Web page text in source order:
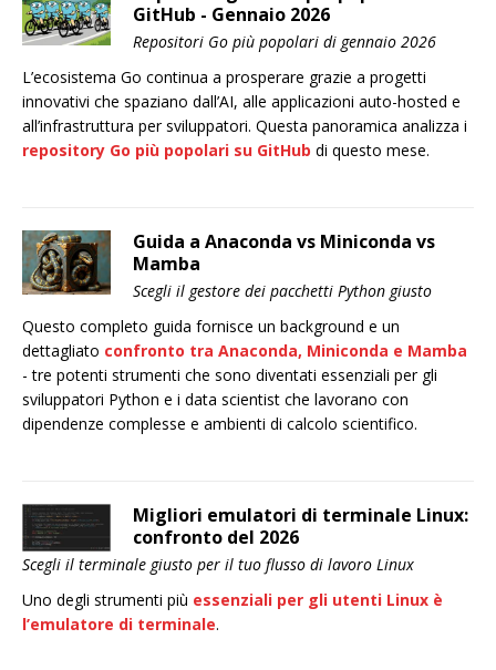
GitHub - Gennaio 2026
Repositori Go più popolari di gennaio 2026
L’ecosistema Go continua a prosperare grazie a progetti
innovativi che spaziano dall’AI, alle applicazioni auto-hosted e
all’infrastruttura per sviluppatori. Questa panoramica analizza i
repository Go più popolari su GitHub di questo mese.
Guida a Anaconda vs Miniconda vs
Mamba
Scegli il gestore dei pacchetti Python giusto
Questo completo guida fornisce un background e un
dettagliato confronto tra Anaconda, Miniconda e Mamba
- tre potenti strumenti che sono diventati essenziali per gli
sviluppatori Python e i data scientist che lavorano con
dipendenze complesse e ambienti di calcolo scientifico.
Migliori emulatori di terminale Linux:
confronto del 2026
Scegli il terminale giusto per il tuo flusso di lavoro Linux
Uno degli strumenti più essenziali per gli utenti Linux è
l’emulatore di terminale.